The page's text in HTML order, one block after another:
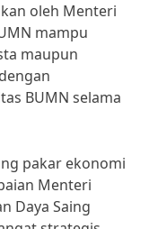
oleh Menteri
mampu
maupun
BUMN selama
pakar ekonomi
Menteri
Daya Saing